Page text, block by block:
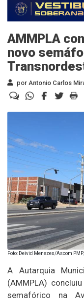
AMMPLA
novo
por Antonio Carlos
Foto: Deivid Menezes/Ascom
A Autarquia
(AMMPLA)
semafórico na